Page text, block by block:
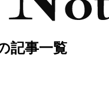
記事一覧